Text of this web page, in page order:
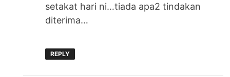
setakat hari ni…tiada apa2 tindakan
diterima…
REPLY